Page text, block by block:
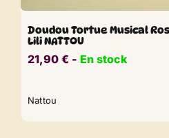
Doudou Tortue Musical
Lili NATTOU
21,90 € ​​ - En stock
Nattou